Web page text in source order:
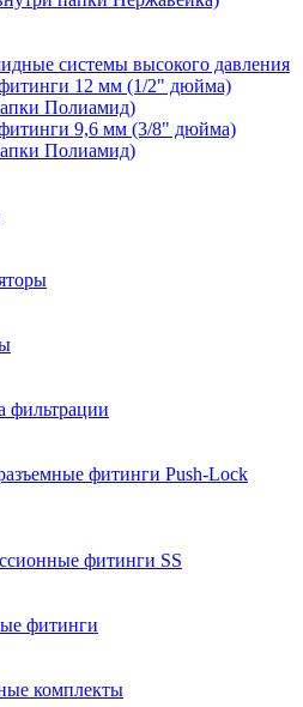
системы высокого давления
12 мм (1/2" дюйма)
Полиамид)
9,6 мм (3/8" дюйма)
Полиамид)
фильтрации
фитинги Push-Lock
фитинги SS
фитинги
комплекты